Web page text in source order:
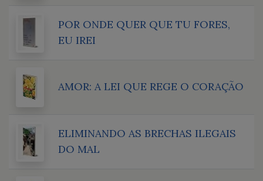
POR ONDE QUER QUE TU FORES,
EU IREI
AMOR: A LEI QUE REGE O CORAÇÃO
ELIMINANDO AS BRECHAS ILEGAIS
DO MAL